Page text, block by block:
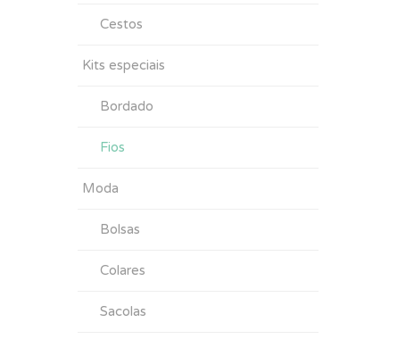
Cestos
Kits especiais
Bordado
Fios
Moda
Bolsas
Colares
Sacolas